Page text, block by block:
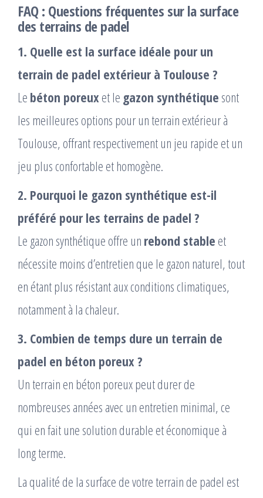
FAQ : Questions fréquentes sur la surface
des terrains de padel
1. Quelle est la surface idéale pour un
terrain de padel extérieur à Toulouse ?
Le béton poreux et le gazon synthétique sont
les meilleures options pour un terrain extérieur à
Toulouse, offrant respectivement un jeu rapide et un
jeu plus confortable et homogène.
2. Pourquoi le gazon synthétique est-il
préféré pour les terrains de padel ?
Le gazon synthétique offre un rebond stable et
nécessite moins d’entretien que le gazon naturel, tout
en étant plus résistant aux conditions climatiques,
notamment à la chaleur.
3. Combien de temps dure un terrain de
padel en béton poreux ?
Un terrain en béton poreux peut durer de
nombreuses années avec un entretien minimal, ce
qui en fait une solution durable et économique à
long terme.
La qualité de la surface de votre terrain de padel est